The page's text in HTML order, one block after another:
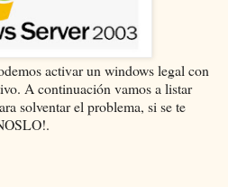
activar un windows legal con
A continuación vamos a listar
solventar el problema, si se te